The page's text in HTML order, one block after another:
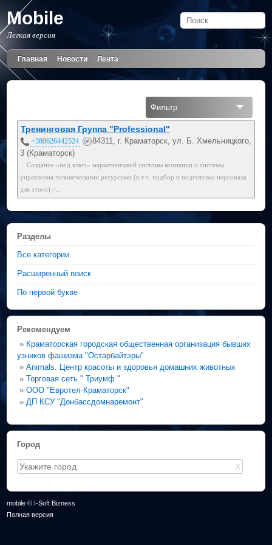
Mobile
Легкая версия
Главная Новости Лента
Фильтр
Тренинговая Группа "Professional"
+380626442524
84311, г. Краматорск, ул. Б. Хмельницкого,
3 (Краматорск)
· Создание «под ключ» маркетинговой системы компании и системы
управления человеческими ресурсами (в т.ч. подбор и подготовка персонала
для этого).<...
Разделы
Все категории
Расширенный поиск
По первой букве
Рекомендуем
» Краматорская городская общественная организация бывших
узников фашизма "Остарбайтэры"
»Animals. Центр красоты и здоровья домашних животных
»Торговая сеть " Триумф "
»ООО "Евротел-Краматорск"
» ДП КСУ "Донбассдомнаремонт"
Город
X
mobile © I-Soft Bizness
Полная версия